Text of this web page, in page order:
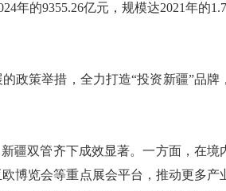
年的9355.26亿元，规模达2021年的
策举措，全力打造“投资新疆”品牌
双管齐下成效显著。一方面，在境
博览会等重点展会平台，推动更多产